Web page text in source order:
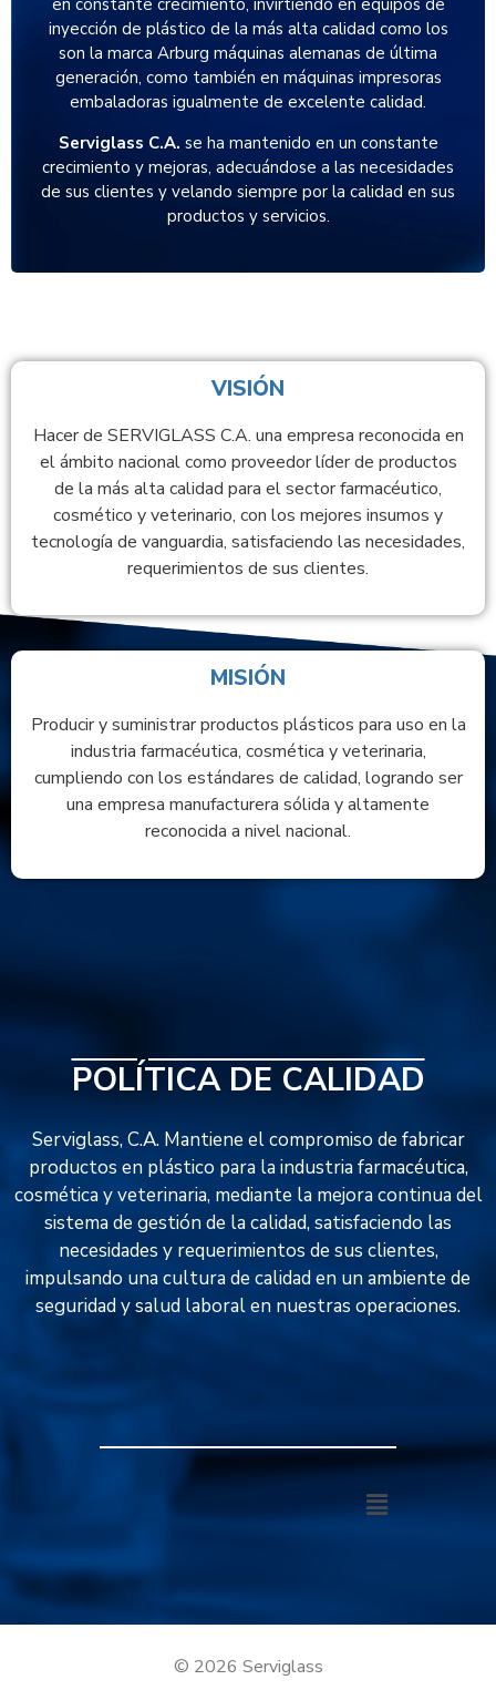
en constante crecimiento, invirtiendo en equipos de
inyección de plástico de la más alta calidad como los
son la marca Arburg máquinas alemanas de última
generación, como también en máquinas impresoras
embaladoras igualmente de excelente calidad.
Serviglass C.A. se ha mantenido en un constante
crecimiento y mejoras, adecuándose a las necesidades
de sus clientes y velando siempre por la calidad en sus
productos y servicios.
VISIÓN
Hacer de SERVIGLASS C.A. una empresa reconocida en
el ámbito nacional como proveedor líder de productos
de la más alta calidad para el sector farmacéutico,
cosmético y veterinario, con los mejores insumos y
tecnología de vanguardia, satisfaciendo las necesidades,
requerimientos de sus clientes.
MISIÓN
Producir y suministrar productos plásticos para uso en la
industria farmacéutica, cosmética y veterinaria,
cumpliendo con los estándares de calidad, logrando ser
una empresa manufacturera sólida y altamente
reconocida a nivel nacional.
POLÍTICA DE CALIDAD
Serviglass, C.A. Mantiene el compromiso de fabricar
productos en plástico para la industria farmacéutica,
cosmética y veterinaria, mediante la mejora continua del
sistema de gestión de la calidad, satisfaciendo las
necesidades y requerimientos de sus clientes,
impulsando una cultura de calidad en un ambiente de
seguridad y salud laboral en nuestras operaciones.
© 2026 Serviglass